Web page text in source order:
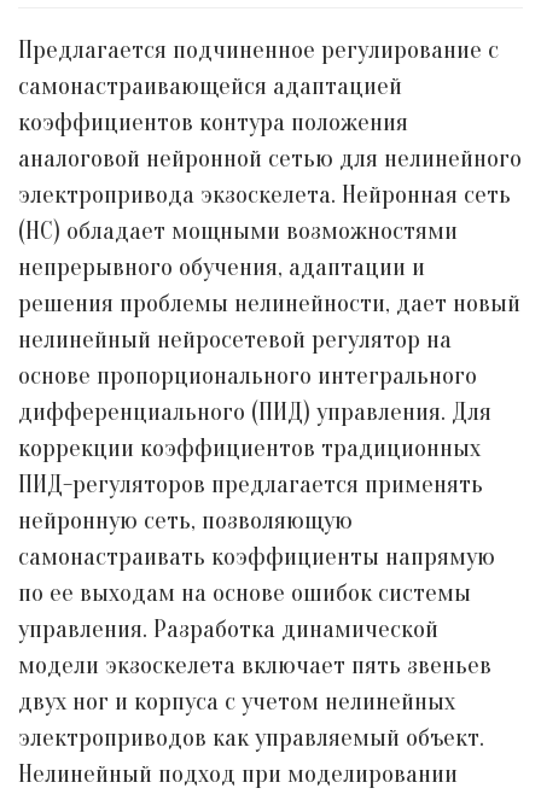
Предлагается подчиненное регулирование с
самонастраивающейся адаптацией
коэффициентов контура положения
аналоговой нейронной сетью для нелинейного
электропривода экзоскелета. Нейронная сеть
(НС) обладает мощными возможностями
непрерывного обучения, адаптации и
решения проблемы нелинейности, дает новый
нелинейный нейросетевой регулятор на
основе пропорционального интегрального
дифференциального (ПИД) управления. Для
коррекции коэффициентов традиционных
ПИД-регуляторов предлагается применять
нейронную сеть, позволяющую
самонастраивать коэффициенты напрямую
по ее выходам на основе ошибок системы
управления. Разработка динамической
модели экзоскелета включает пять звеньев
двух ног и корпуса с учетом нелинейных
электроприводов как управляемый объект.
Нелинейный подход при моделировании